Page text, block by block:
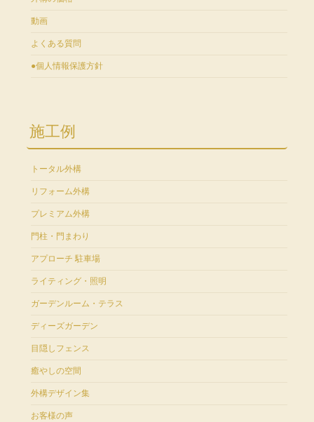
動画
よくある質問
●個人情報保護方針
施工例
トータル外構
リフォーム外構
プレミアム外構
門柱・門まわり
アプローチ 駐車場
ライティング・照明
ガーデンルーム・テラス
ディーズガーデン
目隠しフェンス
癒やしの空間
外構デザイン集
お客様の声